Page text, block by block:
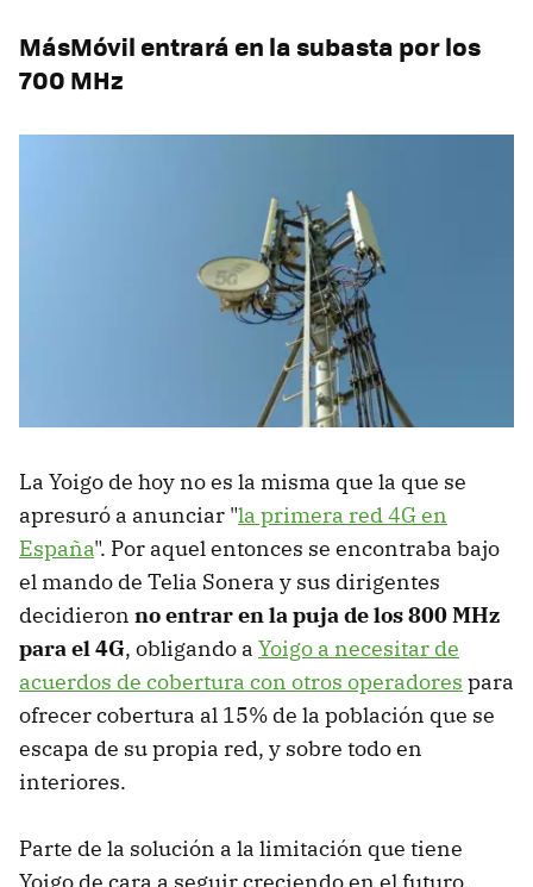
MásMóvil entrará en la subasta por los
700 MHz
La Yoigo de hoy no es la misma que la que se
apresuró a anunciar "la primera red 4G en
España". Por aquel entonces se encontraba bajo
el mando de Telia Sonera y sus dirigentes
decidieron no entrar en la puja de los 800 MHz
para el 4G, obligando a Yoigo a necesitar de
acuerdos de cobertura con otros operadores para
ofrecer cobertura al 15% de la población que se
escapa de su propia red, y sobre todo en
interiores.
Parte de la solución a la limitación que tiene